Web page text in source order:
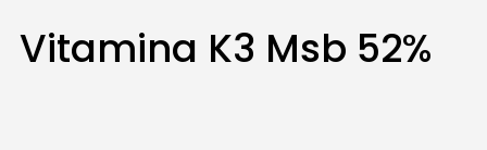
Vitamina K3 Msb 52%